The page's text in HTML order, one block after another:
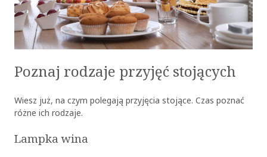
Poznaj rodzaje przyjęć stojących
Wiesz już, na czym polegają przyjęcia stojące. Czas poznać
różne ich rodzaje.
Lampka wina